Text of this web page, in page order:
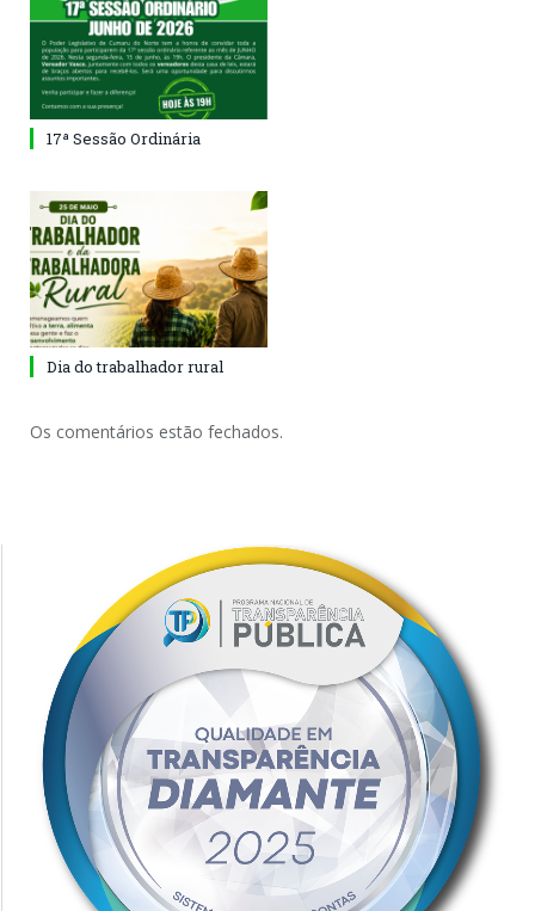
17ª Sessão Ordinária
Dia do trabalhador rural
Os comentários estão fechados.